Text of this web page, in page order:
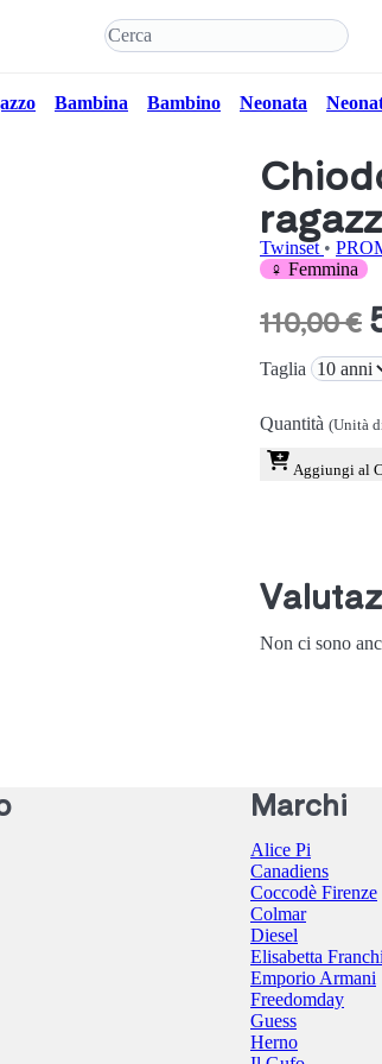
Bambina Bambino Neonata
Twinset •
♀ Femmina
110,00 €
Taglia
Quantità (Unità
Aggiungi al
Non ci sono
Marchi
Alice Pi
Canadiens
Coccodè Firenze
Colmar
Diesel
Elisabetta
Emporio Armani
Freedomday
Guess
Herno